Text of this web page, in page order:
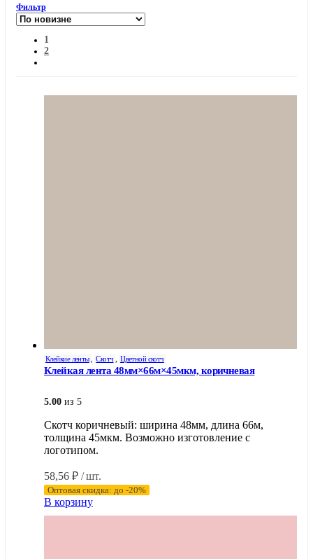
Фильтр
1
2
Клейкие ленты, Скотч , Цветной скотч
Клейкая лента 48мм×66м×45мкм, коричневая
5.00 из 5
Скотч коричневый: ширина 48мм, длина 66м,
толщина 45мкм. Возможно изготовление с
логотипом.
58,56 ₽ / шт.
Оптовая скидка: до -20%
В корзину